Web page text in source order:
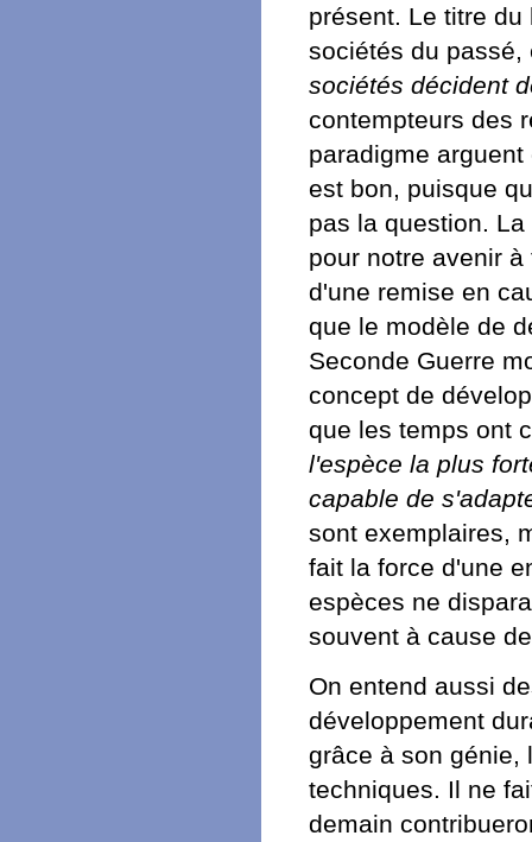
présent. Le titre
sociétés du
sociétés décident
contempteurs des
paradigme
est bon, puisque
pas la question.
pour notre avenir
d'une remise en
que le modèle de
Seconde Guerre
concept de
que les temps ont
l'espèce la plus
capable de
sont exemplaires,
fait la force d'une
espèces ne
souvent à cause
On entend aussi
développement
grâce à son génie,
techniques. Il ne
demain